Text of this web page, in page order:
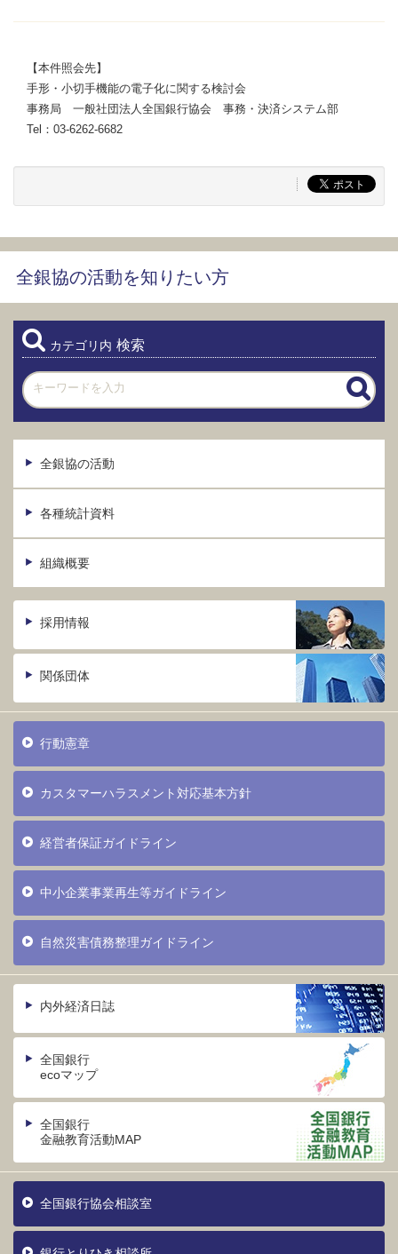
【本件照会先】
手形・小切手機能の電子化に関する検討会
事務局 一般社団法人全国銀行協会 事務・決済システム部
Tel：03-6262-6682
全銀協の活動を知りたい方
カテゴリ内 検索
全銀協の活動
各種統計資料
組織概要
採用情報
関係団体
行動憲章
カスタマーハラスメント対応基本方針
経営者保証ガイドライン
中小企業事業再生等ガイドライン
自然災害債務整理ガイドライン
内外経済日誌
全国銀行
ecoマップ
全国銀行
金融教育活動MAP
全国銀行協会相談室